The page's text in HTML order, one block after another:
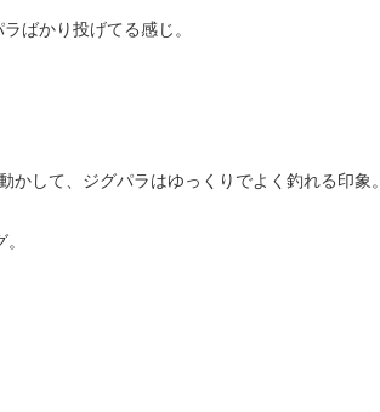
ばかり投げてる感じ。
かして、ジグパラはゆっくりでよく釣れる印象。